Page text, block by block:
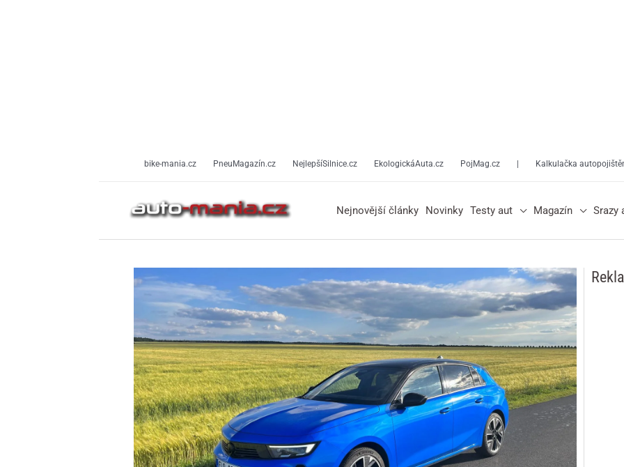
bike-mania.cz PneuMagazín.cz NejlepšíSilnice.cz EkologickáAuta.cz PojMag.cz Kalkulačka
Nejnovější články Novinky Testy aut Magazín Srazy